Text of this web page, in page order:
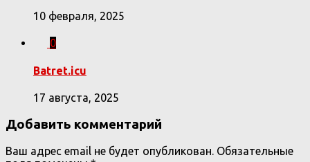
10 февраля, 2025
0
Batret.icu
17 августа, 2025
Добавить комментарий
Ваш адрес email не будет опубликован. Обязательные